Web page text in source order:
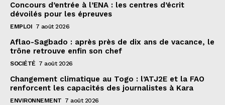
Concours d’entrée à l’ENA : les centres d’écrit
dévoilés pour les épreuves
EMPLOI 7 août 2026
Aflao-Sagbado : après près de dix ans de vacance, le
trône retrouve enfin son chef
SOCIÉTÉ 7 août 2026
Changement climatique au Togo : l’ATJ2E et la FAO
renforcent les capacités des journalistes à Kara
ENVIRONNEMENT 7 août 2026